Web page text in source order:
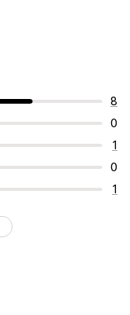
8
0
1
0
1